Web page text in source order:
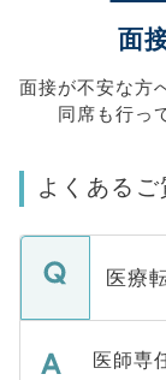
面
面接が不安な方
同席も行っ
よくあるご
医療
医師専